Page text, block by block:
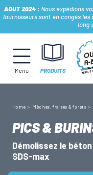
AOUT 2024 : Nous expédions
fournisseurs sont en congés
long
Menu PRODUITS
Home Mèches, fraises & forets
PICS &
Démolissez le
SDS-max